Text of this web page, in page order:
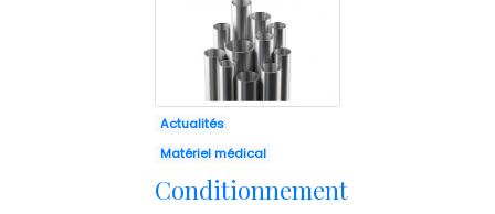
Actualités
Matériel médical
Conditionnement